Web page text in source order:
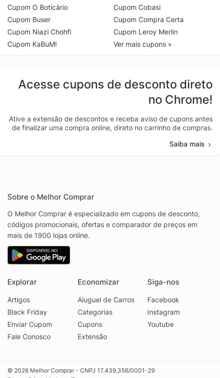
Cupom O Boticário
Cupom Buser
Cupom Niazi Chohfi
Cupom KaBuM!
Cupom Cobasi
Cupom Compra Certa
Cupom Leroy Merlin
Ver mais cupons »
Acesse cupons de desconto direto
no Chrome!
Ative a extensão de descontos e receba aviso de cupons antes
de finalizar uma compra online, direto no carrinho de compras.
Saiba mais
Sobre o Melhor Comprar
O Melhor Comprar é especializado em cupons de desconto,
códigos promocionais, ofertas e comparador de preços em
mais de 1900 lojas online.
Explorar
Artigos
Black Friday
Enviar Cupom
Fale Conosco
Economizar
Aluguel de Carros
Categorias
Cupons
Extensão
Siga-nos
Facebook
Instagram
Youtube
© 2026 Melhor Comprar - CNPJ 17.439.356/0001-29